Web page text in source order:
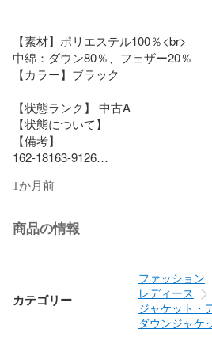
【素材】ポリエステル100％<br>
中綿：ダウン80％、フェザー20％
【カラー】ブラック
【状態ランク】 中古A
【状態について】
【備考】
162-18163-9126
・コメントへの返答は平日10:00～
・フォローしていただくと新入荷が通
・価格交渉は承っておりません
新品：新品（お買い取りのお品物は
未使用品：新古品、使用感の無い新
中古Ａ：使用感の少ない状態の良い中
1か月前
商品の情報
カテゴリー
ファッション
レディース
ジャケット・
ダウンジャケ